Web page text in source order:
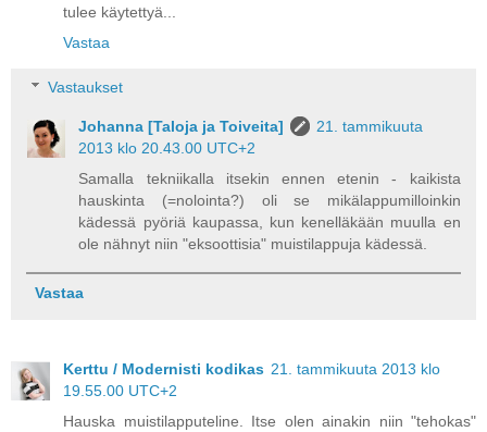
tulee käytettyä...
Vastaa
Vastaukset
Johanna [Taloja ja Toiveita]
21. tammikuuta
2013 klo 20.43.00 UTC+2
Samalla tekniikalla itsekin ennen etenin - kaikista
hauskinta (=nolointa?) oli se mikälappumilloinkin
kädessä pyöriä kaupassa, kun kenelläkään muulla en
ole nähnyt niin "eksoottisia" muistilappuja kädessä.
Vastaa
Kerttu / Modernisti kodikas 21. tammikuuta 2013 klo
19.55.00 UTC+2
Hauska muistilapputeline. Itse olen ainakin niin "tehokas"